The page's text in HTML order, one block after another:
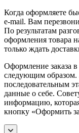
Когда оформляете
e-mail. Вам
По результатам
оформления товара
только ждать
Оформление заказа
следующим образом.
последовательным
данные о себе.
информацию,
кнопку «Оформить